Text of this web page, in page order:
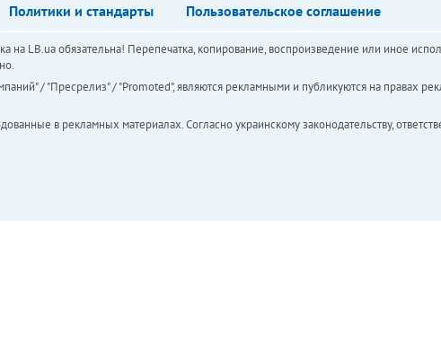
Политики и стандарты Пользовательское соглашение
LB.ua обязательна! Перепечатка, копирование, воспроизведение или иное
/ "Пресрелиз" / "Promoted", являются рекламными и публикуются на правах
в рекламных материалах. Согласно украинскому законодательству,